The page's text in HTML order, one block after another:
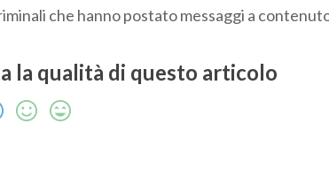
che hanno postato messaggi a
la qualità di questo articolo